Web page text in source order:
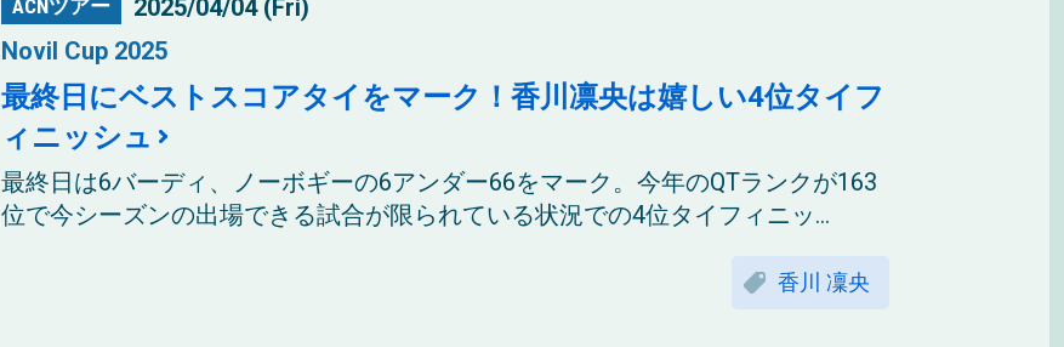
ACNツアー
2025/04/04 (Fri)
Novil Cup 2025
最終日にベストスコアタイをマーク！香川凛央は嬉しい4位タイフ
ィニッシュ
最終日は6バーディ、ノーボギーの6アンダー66をマーク。今年のQTランクが163
位で今シーズンの出場できる試合が限られている状況での4位タイフィニッ...
香川 凜央